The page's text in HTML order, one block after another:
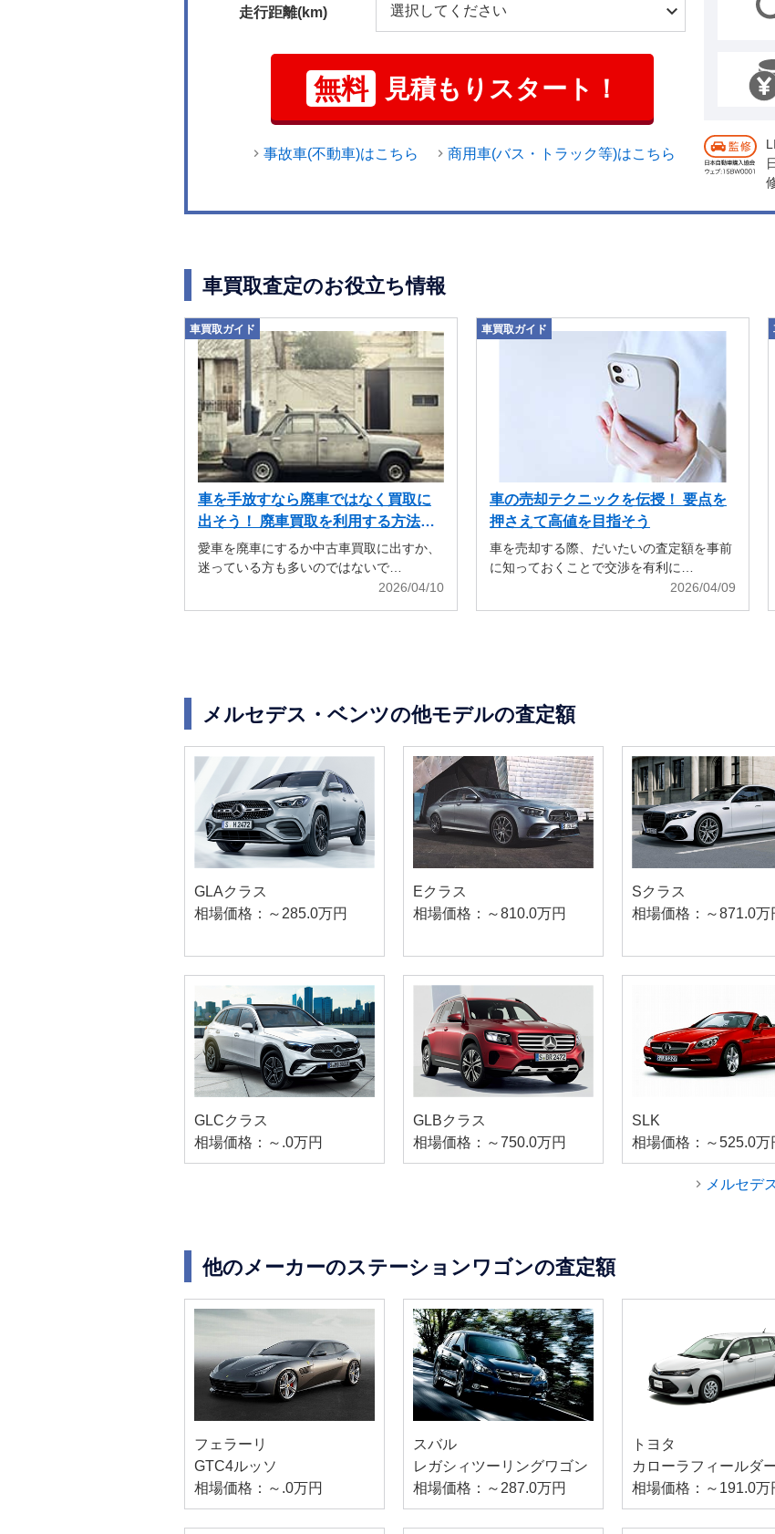
走行距離(km)
無料 見積もりスタート！
事故車(不動車)はこちら 商用車(バス・トラック等)はこちら
車買取査定のお役立ち情報
車買取ガイド
車を手放すなら廃車ではなく買取に
出そう！ 廃車買取を利用する方法も
解説
愛車を廃車にするか中古車買取に出すか、
迷っている方も多いのではないで…
2026/04/10
車買取ガイド
車の売却テクニックを伝授！ 要点を
押さえて高値を目指そう
車を売却する際、だいたいの査定額を事前
に知っておくことで交渉を有利に…
2026/04/09
メルセデス・ベンツの他モデルの査定額
GLAクラス
相場価格：～285.0万円
Eクラス
相場価格：～810.0万円
Sクラス
相場価格：～871.0万
GLCクラス
相場価格：～.0万円
GLBクラス
相場価格：～750.0万円
SLK
相場価格：～525.0万
メルセデ
他のメーカーのステーションワゴンの査定額
フェラーリ
GTC4ルッソ
相場価格：～.0万円
スバル
レガシィツーリングワゴン
相場価格：～287.0万円
トヨタ
カローラフィールダ
相場価格：～191.0万